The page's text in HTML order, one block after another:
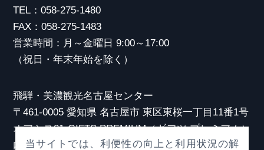
TEL：058-275-1480
FAX：058-275-1483
営業時間：月～金曜日 9:00～17:00
（祝日・年末年始を除く）
飛騨・美濃観光名古屋センター
〒461-0005 愛知県 名古屋市 東区東桜一丁目11番1号
オアシス21 GIFTS PREMIUM（ギフツ プレミアム）
内
当サイトでは、利便性の向上と利用状況の解